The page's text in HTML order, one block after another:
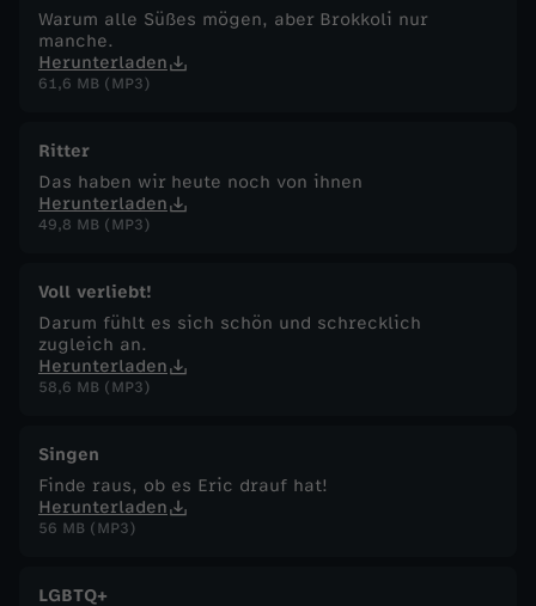
Warum alle Süßes mögen, aber Brokkoli nur
manche.
Herunterladen
61,6 MB (MP3)
Ritter
Das haben wir heute noch von ihnen
Herunterladen
49,8 MB (MP3)
Voll verliebt!
Darum fühlt es sich schön und schrecklich
zugleich an.
Herunterladen
58,6 MB (MP3)
Singen
Finde raus, ob es Eric drauf hat!
Herunterladen
56 MB (MP3)
LGBTQ+